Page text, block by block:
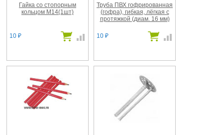
Гайка со стопорным
кольцом М14(1шт)
10 ₽
Труба ПВХ гофрированная
(гофра), гибкая, лёгкая с
протяжкой (диам. 16 мм)
10 ₽